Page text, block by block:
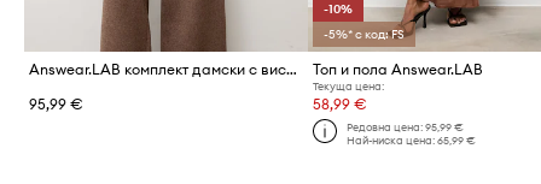
Answear.LAB комплект дамски с вискоза
95,99 €
-10%
-5%* с код: FS
Топ и пола Answear.LAB
Текуща цена:
58,99 €
Редовна цена: 95,99 €
Най-ниска цена: 65,99 €